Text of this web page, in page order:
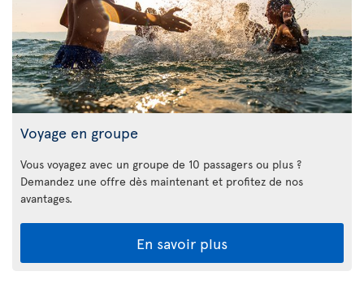
Voyage en groupe
Vous voyagez avec un groupe de 10 passagers ou plus ?
Demandez une offre dès maintenant et profitez de nos
avantages.
En savoir plus